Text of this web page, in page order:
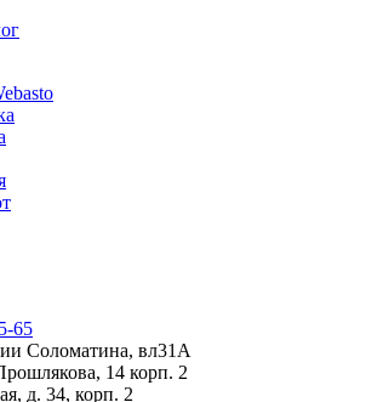
65
Соломатина, вл31А
14 корп. 2
д. 34, корп. 2